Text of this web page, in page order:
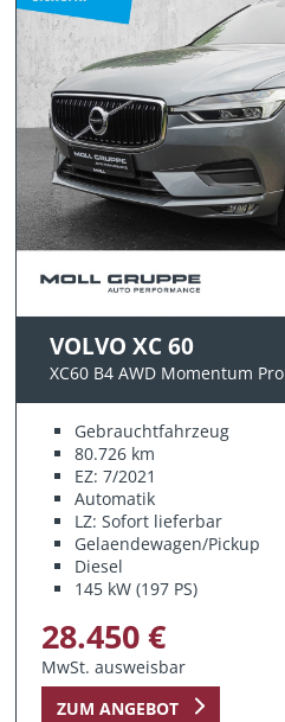
VOLVO XC 60
XC60 B4 AWD Momentum Pro
Gebrauchtfahrzeug
80.726 km
EZ: 7/2021
Automatik
LZ: Sofort lieferbar
Gelaendewagen/Pickup
Diesel
145 kW (197 PS)
28.450 €
MwSt. ausweisbar
ZUM ANGEBOT